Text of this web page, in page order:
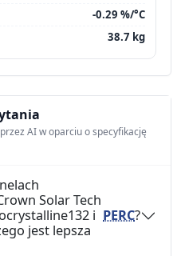
-0.29 %/°C
38.7 kg
AI w oparciu o specyfikację
Solar Tech
i
jest lepsza
PERC?